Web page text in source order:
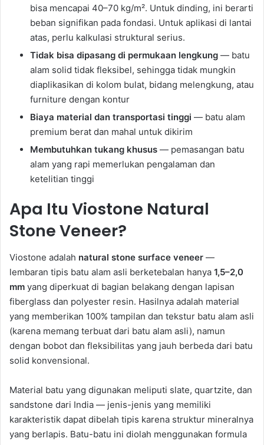
bisa mencapai 40–70 kg/m². Untuk dinding, ini berarti
beban signifikan pada fondasi. Untuk aplikasi di lantai
atas, perlu kalkulasi struktural serius.
Tidak bisa dipasang di permukaan lengkung — batu
alam solid tidak fleksibel, sehingga tidak mungkin
diaplikasikan di kolom bulat, bidang melengkung, atau
furniture dengan kontur
Biaya material dan transportasi tinggi — batu alam
premium berat dan mahal untuk dikirim
Membutuhkan tukang khusus — pemasangan batu
alam yang rapi memerlukan pengalaman dan
ketelitian tinggi
Apa Itu Viostone Natural
Stone Veneer?
Viostone adalah natural stone surface veneer —
lembaran tipis batu alam asli berketebalan hanya 1,5–2,0
mm yang diperkuat di bagian belakang dengan lapisan
fiberglass dan polyester resin. Hasilnya adalah material
yang memberikan 100% tampilan dan tekstur batu alam asli
(karena memang terbuat dari batu alam asli), namun
dengan bobot dan fleksibilitas yang jauh berbeda dari batu
solid konvensional.
Material batu yang digunakan meliputi slate, quartzite, dan
sandstone dari India — jenis-jenis yang memiliki
karakteristik dapat dibelah tipis karena struktur mineralnya
yang berlapis. Batu-batu ini diolah menggunakan formula